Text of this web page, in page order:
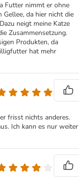
Futter nimmt er ohne
da hier nicht die
neigt meine Katze
Zusammensetzung.
Produkten, da
hat mehr
frisst nichts anderes.
Ich kann es nur weiter